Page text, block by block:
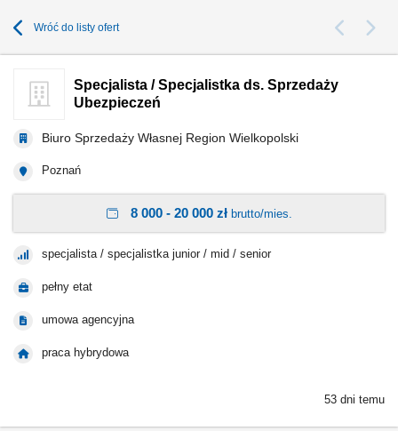
Wróć do listy ofert
Specjalista / Specjalistka ds. Sprzedaży
Ubezpieczeń
Biuro Sprzedaży Własnej Region Wielkopolski
Poznań
8 000 - 20 000 złbrutto/mies.
specjalista / specjalistka junior / mid / senior
pełny etat
umowa agencyjna
praca hybrydowa
53 dni temu